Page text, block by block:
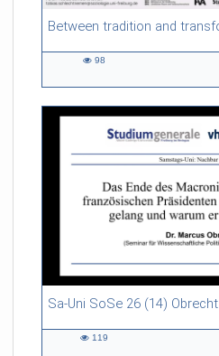
54:13 duration
98
Sa-Uni SoSe 26 (14) Obrecht
46:53 duration
119